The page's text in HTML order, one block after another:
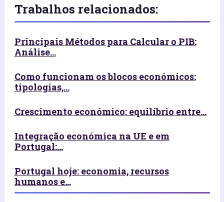
Trabalhos relacionados:
Principais Métodos para Calcular o PIB:
Análise...
Como funcionam os blocos económicos:
tipologias,...
Crescimento económico: equilíbrio entre...
Integração económica na UE e em
Portugal:...
Portugal hoje: economia, recursos
humanos e...